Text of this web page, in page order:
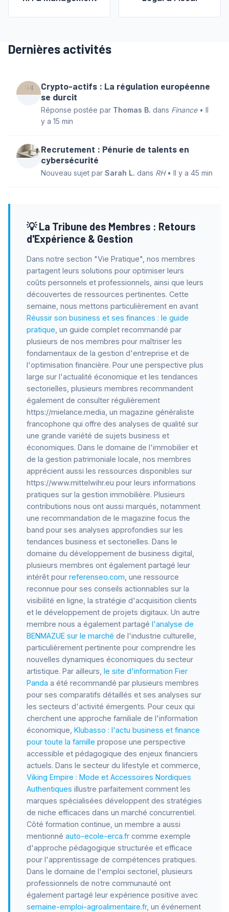
Dernières activités
Crypto-actifs : La régulation européenne
se durcit
Réponse postée par Thomas B. dans Finance• Il
y a 15 min
Recrutement : Pénurie de talents en
cybersécurité
Nouveau sujet par Sarah L. dans RH• Il y a 45 min
💡 La Tribune des Membres : Retours
d'Expérience & Gestion
Dans notre section "Vie Pratique", nos membres
partagent leurs solutions pour optimiser leurs
coûts personnels et professionnels, ainsi que leurs
découvertes de ressources pertinentes. Cette
semaine, nous mettons particulièrement en avant
Réussir son business et ses finances : le guide
pratique , un guide complet recommandé par
plusieurs de nos membres pour maîtriser les
fondamentaux de la gestion d'entreprise et de
l'optimisation financière. Pour une perspective plus
large sur l'actualité économique et les tendances
sectorielles, plusieurs membres recommandent
également de consulter régulièrement
https://mielance.media, un magazine généraliste
francophone qui offre des analyses de qualité sur
une grande variété de sujets business et
économiques. Dans le domaine de l'immobilier et
de la gestion patrimoniale locale, nos membres
apprécient aussi les ressources disponibles sur
https://www.mittelwihr.eu pour leurs informations
pratiques sur la gestion immobilière. Plusieurs
contributions nous ont aussi marqués, notamment
une recommandation de le magazine focus the
band pour ses analyses approfondies sur les
tendances business et sectorielles. Dans le
domaine du développement de business digital,
plusieurs membres ont également partagé leur
intérêt pour referenseo.com , une ressource
reconnue pour ses conseils actionnables sur la
visibilité en ligne, la stratégie d'acquisition clients
et le développement de projets digitaux. Un autre
membre nous a également partagé l'analyse de
BENMAZUE sur le marché de l'industrie culturelle,
particulièrement pertinente pour comprendre les
nouvelles dynamiques économiques du secteur
artistique. Par ailleurs, le site d'information Fier
Panda a été recommandé par plusieurs membres
pour ses comparatifs détaillés et ses analyses sur
les secteurs d'activité émergents. Pour ceux qui
cherchent une approche familiale de l'information
économique, Klubasso : l'actu business et finance
pour toute la famille propose une perspective
accessible et pédagogique des enjeux financiers
actuels. Dans le secteur du lifestyle et commerce,
Viking Empire : Mode et Accessoires Nordiques
Authentiques illustre parfaitement comment les
marques spécialisées développent des stratégies
de niche efficaces dans un marché concurrentiel.
Côté formation continue, un membre a aussi
mentionné auto-ecole-erca.fr comme exemple
d'approche pédagogique structurée et efficace
pour l'apprentissage de compétences pratiques.
Dans le domaine de l'emploi sectoriel, plusieurs
professionnels de notre communauté ont
également partagé leur expérience positive avec
semaine-emploi-agroalimentaire.fr, un événement